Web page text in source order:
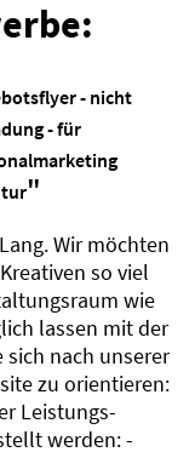
- nicht
- für
"
Wir möchten
so viel
wie
lassen mit der
sich nach unserer
zu orientieren:
Leistungs-
werden: -